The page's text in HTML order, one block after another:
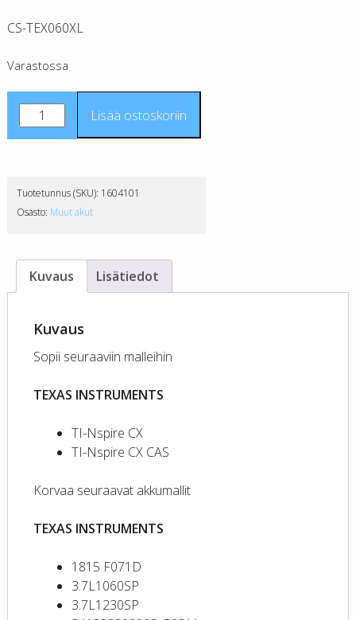
CS-TEX060XL
Varastossa
Texas
Instruments
CAS
tarvikeakku
Lisää ostoskoriin
Tuotetunnus (SKU): 1604101
Osasto: Muut akut
Kuvaus Lisätiedot
Kuvaus
Sopii seuraaviin malleihin
TEXAS INSTRUMENTS
TI-Nspire CX
TI-Nspire CX CAS
Korvaa seuraavat akkumallit
TEXAS INSTRUMENTS
1815 F071D
3.7L1060SP
3.7L1230SP